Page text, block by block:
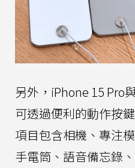
另外，iPhone 15 Pro
可透過便利的動作按
項目包含相機、專注
手電筒、語音備忘錄